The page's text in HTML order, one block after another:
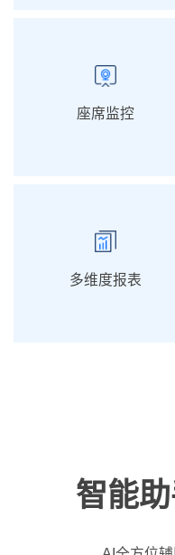
座席监控
多维度报表
智能